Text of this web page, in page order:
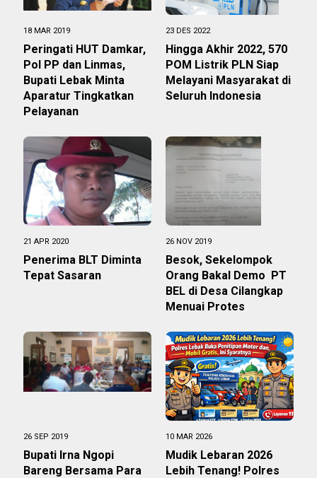
18 MAR 2019
Peringati HUT Damkar,
Pol PP dan Linmas,
Bupati Lebak Minta
Aparatur Tingkatkan
Pelayanan
23 DES 2022
Hingga Akhir 2022, 570
POM Listrik PLN Siap
Melayani Masyarakat di
Seluruh Indonesia
21 APR 2020
Penerima BLT Diminta
Tepat Sasaran
26 NOV 2019
Besok, Sekelompok
Orang Bakal Demo PT
BEL di Desa Cilangkap
Menuai Protes
26 SEP 2019
Bupati Irna Ngopi
Bareng Bersama Para
10 MAR 2026
Mudik Lebaran 2026
Lebih Tenang! Polres